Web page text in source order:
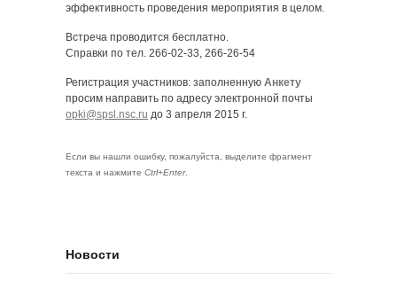
эффективность проведения мероприятия в целом.
Встреча проводится бесплатно.
Справки по тел. 266-02-33, 266-26-54
Регистрация участников: заполненную Анкету
просим направить по адресу электронной почты
opki@spsl.nsc.ru до 3 апреля 2015 г.
Если вы нашли ошибку, пожалуйста, выделите фрагмент
текста и нажмите Ctrl+Enter.
Новости